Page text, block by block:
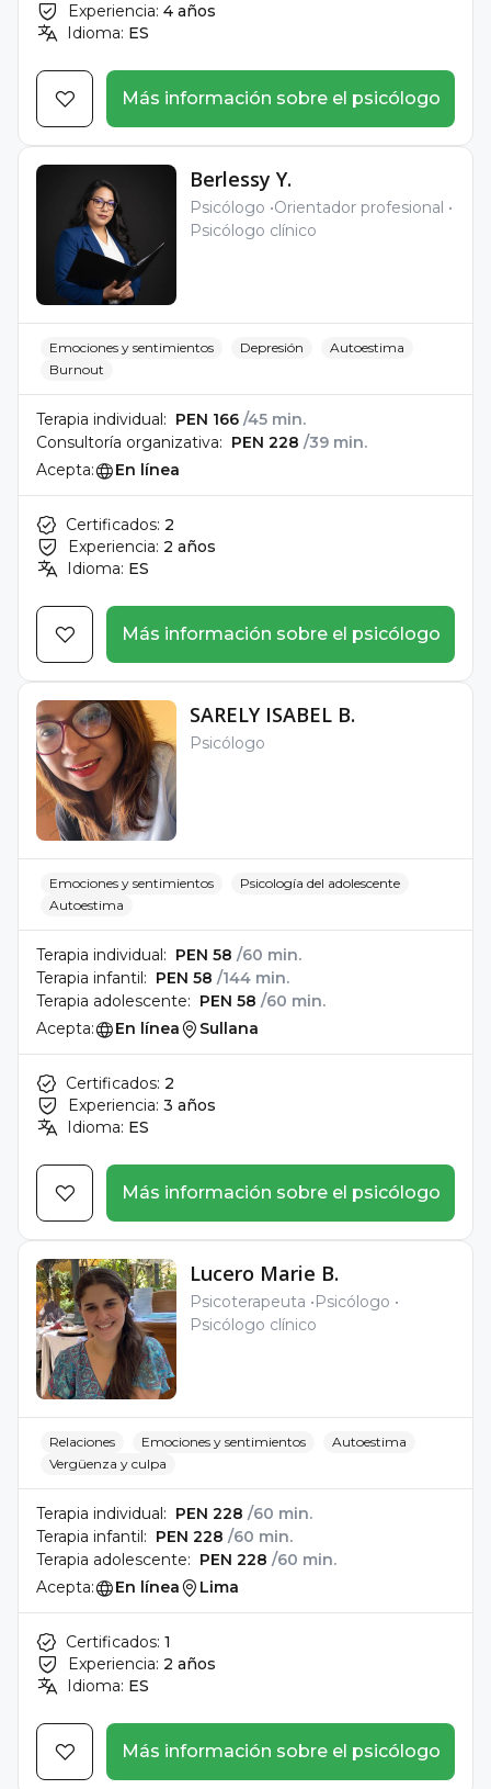
Experiencia: 4 años
Idioma: ES
Más información sobre el psicólogo
Berlessy Y.
Psicólogo Orientador profesional
Psicólogo clínico
Emociones y sentimientos Depresión
Autoestima
Burnout
Terapia individual: PEN 166 /45 min.
Consultoría organizativa: PEN 228 /39 min.
Acepta:
En línea
Certificados: 2
Experiencia: 2 años
Idioma: ES
Más información sobre el psicólogo
SARELY ISABEL B.
Psicólogo
Emociones y sentimientos
Psicología del adolescente
Autoestima
Terapia individual: PEN 58 /60 min.
Terapia infantil: PEN 58 /144 min.
Terapia adolescente: PEN 58 /60 min.
Acepta:
En línea Sullana
Certificados: 2
Experiencia: 3 años
Idioma: ES
Más información sobre el psicólogo
Lucero Marie B.
Psicoterapeuta
Psicólogo
Psicólogo clínico
Relaciones Emociones y sentimientos
Autoestima
Vergüenza y culpa
Terapia individual: PEN 228 /60 min.
Terapia infantil: PEN 228 /60 min.
Terapia adolescente: PEN 228 /60 min.
Acepta:
En línea Lima
Certificados: 1
Experiencia: 2 años
Idioma: ES
Más información sobre el psicólogo